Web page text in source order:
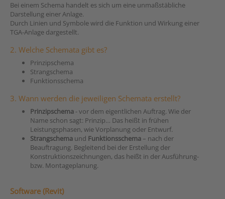
Bei einem Schema handelt es sich um eine unmaßstäbliche
Darstellung einer Anlage.
Durch Linien und Symbole wird die Funktion und Wirkung einer
TGA-Anlage dargestellt.
2. Welche Schemata gibt es?
Prinzipschema
Strangschema
Funktionsschema
3. Wann werden die jeweiligen Schemata erstellt?
Prinzipschema- vor dem eigentlichen Auftrag. Wie der
Name schon sagt: Prinzip… Das heißt in frühen
Leistungsphasen, wie Vorplanung oder Entwurf.
Strangschema und Funktionsschema– nach der
Beauftragung. Begleitend bei der Erstellung der
Konstruktionszeichnungen, das heißt in der Ausführung-
bzw. Montageplanung.
Software (Revit)